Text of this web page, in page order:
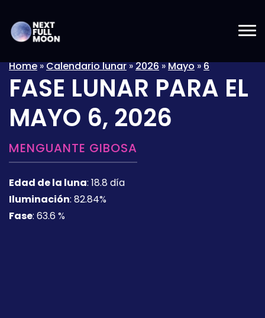
Home»Calendario lunar»2026»Mayo»6
FASE LUNAR PARA EL
MAYO 6, 2026
MENGUANTE GIBOSA
Edad de la luna: 18.8 día
Iluminación: 82.84%
Fase: 63.6 %